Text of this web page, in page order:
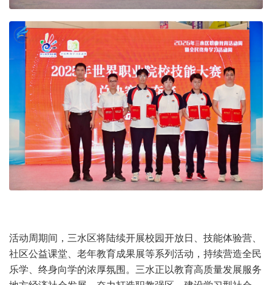
活动周期间，三水区将陆续开展校园开放日、技能体验营、
社区公益课堂、老年教育成果展等系列活动，持续营造全民
乐学、终身向学的浓厚氛围。三水正以教育高质量发展服务